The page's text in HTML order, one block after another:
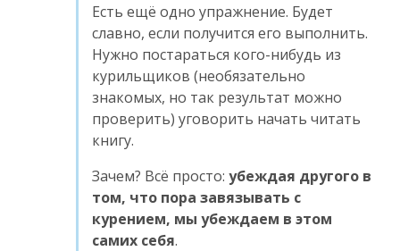
Есть ещё одно упражнение. Будет
славно, если получится его выполнить.
Нужно постараться кого-нибудь из
курильщиков (необязательно
знакомых, но так результат можно
проверить) уговорить начать читать
книгу.
Зачем? Всё просто: убеждая другого в
том, что пора завязывать с
курением, мы убеждаем в этом
самих себя.